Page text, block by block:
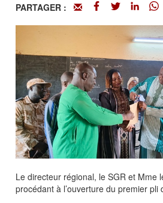
PARTAGER :
Le directeur régional, le SGR et Mme
procédant à l’ouverture du premier pli